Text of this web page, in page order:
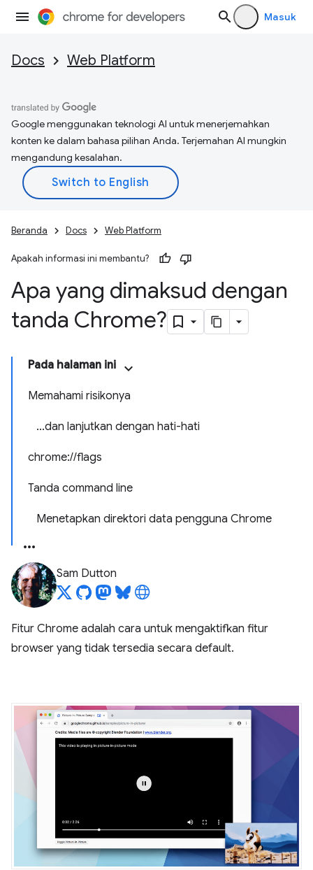
Masuk
Docs Web Platform
Google menggunakan teknologi AI untuk menerjemahkan
konten ke dalam bahasa pilihan Anda. Terjemahan AI mungkin
mengandung kesalahan.
Beranda Docs Web Platform
Apakah informasi ini membantu?
Apa yang dimaksud dengan
tanda Chrome?
Pada halaman ini
Memahami risikonya
...dan lanjutkan dengan hati-hati
chrome://flags
Tanda command line
Menetapkan direktori data pengguna Chrome
Sam Dutton
Fitur Chrome adalah cara untuk mengaktifkan fitur
browser yang tidak tersedia secara default.